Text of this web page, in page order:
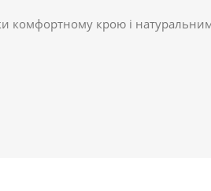
комфортному крою і